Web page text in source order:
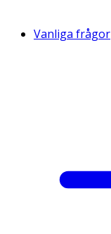
Vanliga frågor